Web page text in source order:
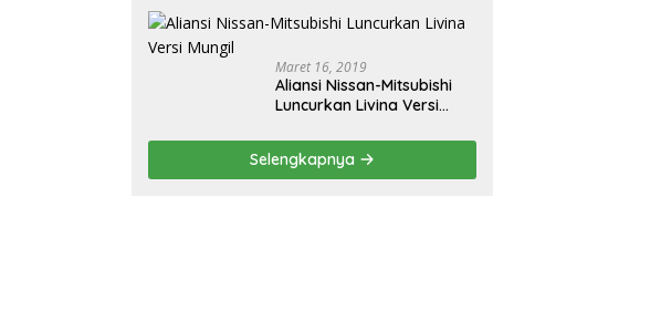
Maret 16, 2019
Aliansi Nissan-Mitsubishi
Luncurkan Livina Versi
Selengkapnya